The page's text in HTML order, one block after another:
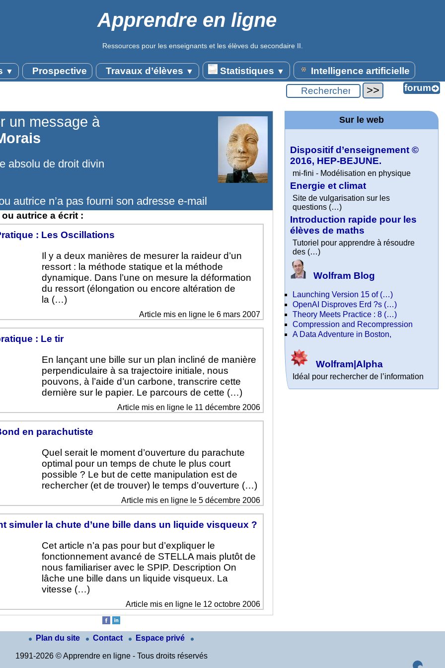
Apprendre en ligne
Ressources pour les enseignants et les élèves du secondaire II.
▼ Prospective Travaux d’élèves ▼ Statistiques ▼ Intelligence artificielle
un message à
absolu de droit divin
autrice n’a pas fourni son adresse e-mail
autrice a écrit :
: Les Oscillations
Il y a deux manières de mesurer la raideur d’un
ressort : la méthode statique et la méthode
dynamique. Dans l’une on mesure la déformation
du ressort (élongation ou encore altération de
la (…)
Article mis en ligne le 6 mars 2007
: Le tir
En lançant une bille sur un plan incliné de manière
perpendiculaire à sa trajectoire initiale, nous
pouvons, à l’aide d’un carbone, transcrire cette
dernière sur le papier. Le parcours de cette (…)
Article mis en ligne le 11 décembre 2006
en parachutiste
Quel serait le moment d’ouverture du parachute
optimal pour un temps de chute le plus court
possible ? Le but de cette manipulation est de
rechercher (et de trouver) le temps d’ouverture (…)
Article mis en ligne le 5 décembre 2006
simuler la chute d’une bille dans un liquide visqueux ?
Cet article n’a pas pour but d’expliquer le
fonctionnement avancé de STELLA mais plutôt de
nous familiariser avec le SPIP. Description On
lâche une bille dans un liquide visqueux. La
vitesse (…)
Article mis en ligne le 12 octobre 2006
Sur le web
Dispositif d’enseignement ©
2016, HEP-BEJUNE.
mi-fini - Modélisation en physique
Energie et climat
Site de vulgarisation sur les
questions (…)
Introduction rapide pour les
élèves de maths
Tutoriel pour apprendre à résoudre
des (…)
Wolfram Blog
Launching Version 15 of (…)
OpenAI Disproves Erd ?s (…)
Theory Meets Practice : 8 (…)
Compression and Recompression
A Data Adventure in Boston,
Wolfram|Alpha
Idéal pour rechercher de l’information
Plan du site Contact Espace privé
1991-2026 © Apprendre en ligne - Tous droits réservés